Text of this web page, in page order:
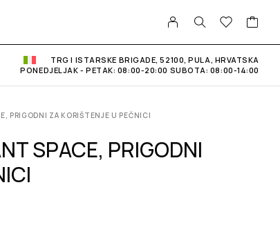
TRG I ISTARSKE BRIGADE, 52100, PULA, HRVATSKA
PONEDJELJAK - PETAK: 08:00-20:00 SUBOTA: 08:00-14:00
PRIGODNI ZA KORIŠTENJE U PEČNICI
SPACE, PRIGODNI